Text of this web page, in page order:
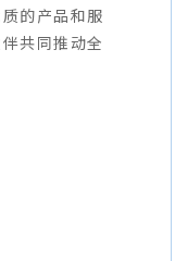
的产品和服
共同推动全